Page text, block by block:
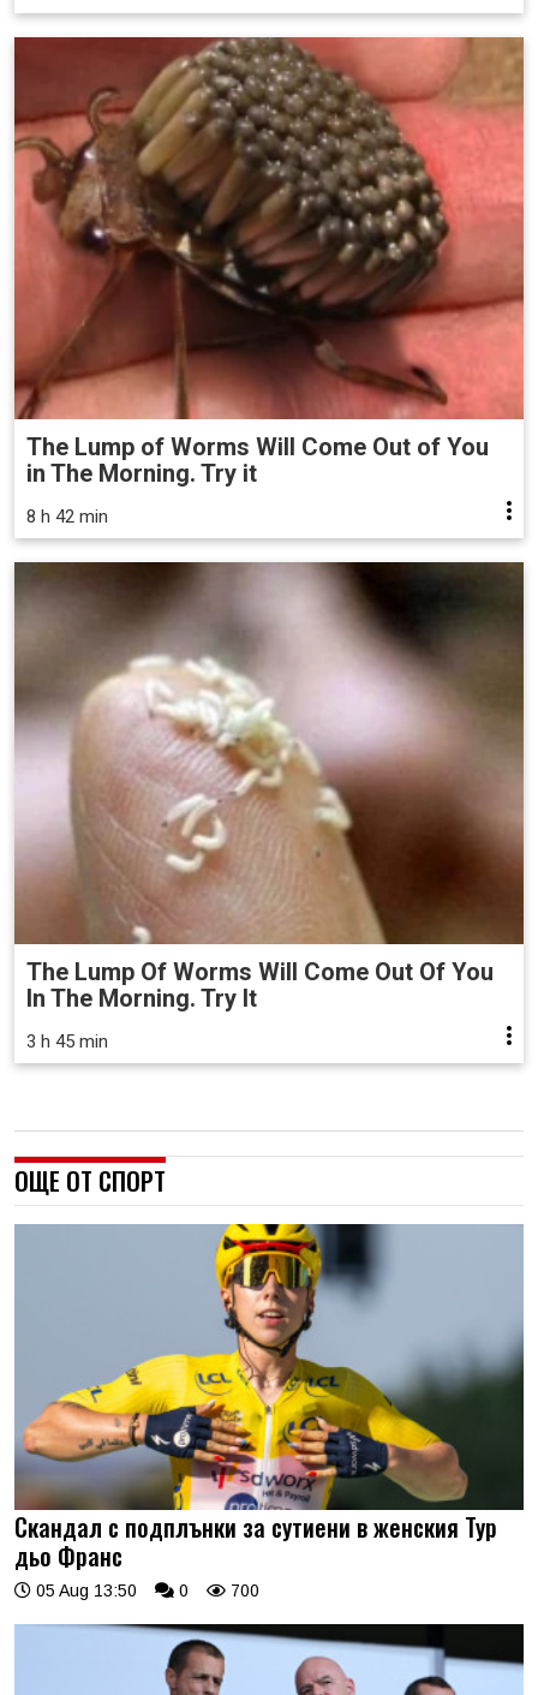
The Lump of Worms Will Come Out of You
in The Morning. Try it
8 h 42 min
The Lump Of Worms Will Come Out Of You
In The Morning. Try It
3 h 45 min
ОЩЕ ОТ СПОРТ
Скандал с подплънки за сутиени в женския Тур
дьо Франс
05 Aug 13:50 0 700